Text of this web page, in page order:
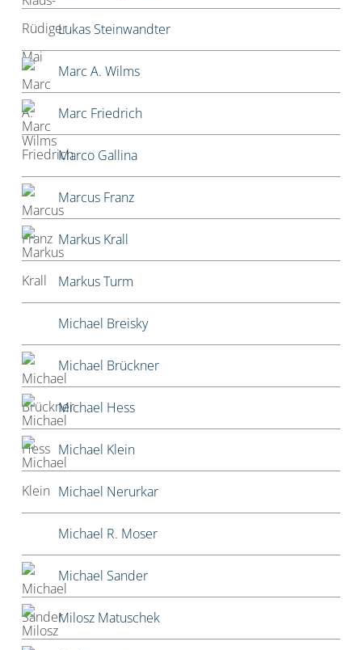
Lukas Steinwandter
Marc A. Wilms
Marc Friedrich
Marco Gallina
Marcus Franz
Markus Krall
Markus Turm
Michael Breisky
Michael Brückner
Michael Hess
Michael Klein
Michael Nerurkar
Michael R. Moser
Michael Sander
Milosz Matuschek